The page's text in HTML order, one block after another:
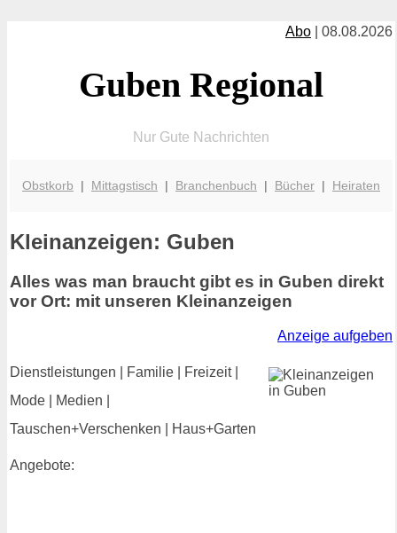
Abo | 08.08.2026
Guben Regional
Nur Gute Nachrichten
Obstkorb | Mittagstisch | Branchenbuch | Bücher | Heiraten
Kleinanzeigen: Guben
Alles was man braucht gibt es in Guben direkt
vor Ort: mit unseren Kleinanzeigen
Anzeige aufgeben
Dienstleistungen | Familie | Freizeit |
Mode | Medien |
Tauschen+Verschenken | Haus+Garten
Angebote: